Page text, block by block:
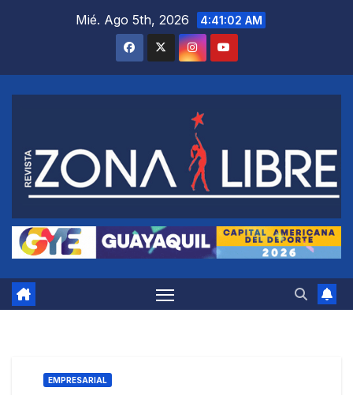
Mié. Ago 5th, 2026 4:41:02 AM
EMPRESARIAL